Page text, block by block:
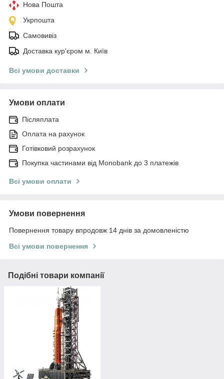
Нова Пошта
Укрпошта
Самовивіз
Доставка кур'єром м. Київ
Всі умови доставки
Умови оплати
Післяплата
Оплата на рахунок
Готівковий розрахунок
Покупка частинами від Monobank до 3 платежів
Всі умови оплати
Умови повернення
Повернення товару впродовж 14 днів за домовленістю
Всі умови повернення
Подібні товари компанії